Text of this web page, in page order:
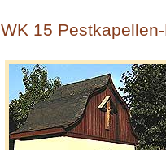
WK 15